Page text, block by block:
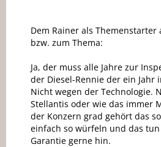
Dem Rainer als
bzw. zum Thema:
Ja, der muss alle Jahre zur
der Diesel-Rennie der ein Jahr
Nicht wegen der Technologie.
Stellantis oder wie das immer
der Konzern grad gehört das
einfach so würfeln und das
Garantie gerne hin.